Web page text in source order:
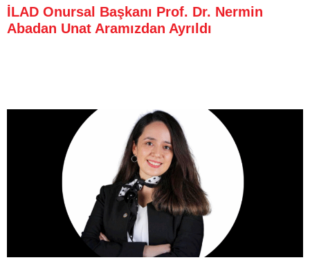
İLAD Onursal Başkanı Prof. Dr. Nermin
Abadan Unat Aramızdan Ayrıldı